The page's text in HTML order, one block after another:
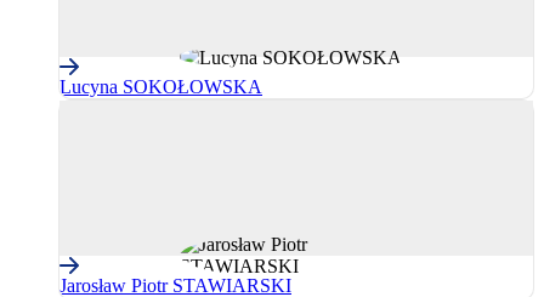
Lucyna SOKOŁOWSKA
Jarosław Piotr STAWIARSKI